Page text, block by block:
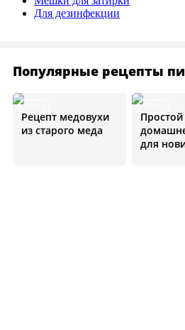
Для дезинфекции
Популярные рецепты
ТОП 1
Рецепт медовухи
из старого меда
ТОП 2
для